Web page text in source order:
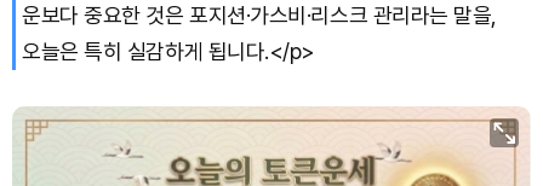
운보다 중요한 것은 포지션·가스비·리스크 관리라는 말을,
오늘은 특히 실감하게 됩니다.</p>